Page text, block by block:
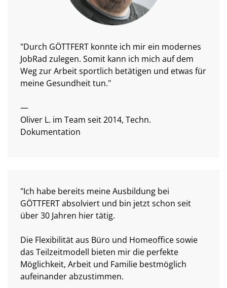
"Durch GÖTTFERT konnte ich mir ein modernes
JobRad zulegen. Somit kann ich mich auf dem
Weg zur Arbeit sportlich betätigen und etwas für
meine Gesundheit tun."
—
Oliver L. im Team seit 2014, Techn.
Dokumentation
"Ich habe bereits meine Ausbildung bei
GÖTTFERT absolviert und bin jetzt schon seit
über 30 Jahren hier tätig.
Die Flexibilität aus Büro und Homeoffice sowie
das Teilzeitmodell bieten mir die perfekte
Möglichkeit, Arbeit und Familie bestmöglich
aufeinander abzustimmen.